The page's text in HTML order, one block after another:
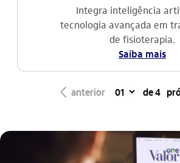
Integra inteligência
tecnologia avançada em
de fisioterapia.
Saiba mais
seta_esquerda anterior de 4